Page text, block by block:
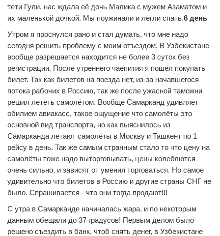
тети Гули, нас ждала её дочь Малика с мужем Азаматом и
их маленькой дочкой. Мы поужинали и легли спать.6 день
Утром я проснулся рано и стал думать, что мне надо
сегодня решить проблему с моим отъездом. В Узбекистане
вообще разрешается находится не более 3 суток без
регистрации. После утреннего чаепития я пошёл покупать
билет. Так как билетов на поезда нет, из-за начавшегося
потока рабочих в Россию, так же после ужасной таможни
решил лететь самолётом. Вообще Самарканд удивляет
обилием авиакасс, такое ощущение что самолёты это
основной вид транспорта, но как выяснилось из
Самарканда летают самолёты в Москву и Ташкент по 1
рейсу в день. Так же самым странным стало то что цену на
самолёты тоже надо выторговывать, цены колеблются
очень сильно, и зависят от умения торговаться. Но самое
удивительно что билетов в Россию и другие страны СНГ не
было. Спрашивается - что они тогда продают!!!
С утра в Самарканде начиналась жара, и по некоторым
данным обещали до 37 градусов! Первым делом было
решено съездить в банк, чтоб снять денег, в Узбекистане